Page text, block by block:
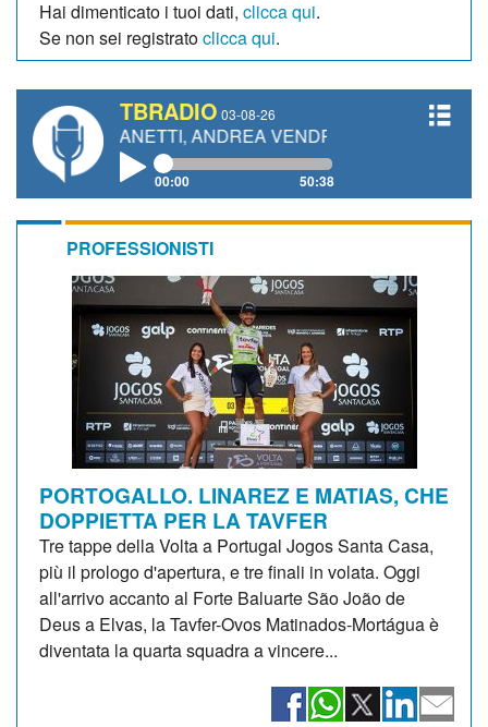
Hai dimenticato i tuoi dati, clicca qui.
Se non sei registratoclicca qui.
TBRADIO 03-08-26
GIANETTI, ANDREA VENDRAME, FILIPPO FIORELLI
00:00 50:38
PROFESSIONISTI
PORTOGALLO. LINAREZ E MATIAS, CHE
DOPPIETTA PER LA TAVFER
Tre tappe della Volta a Portugal Jogos Santa Casa,
più il prologo d'apertura, e tre finali in volata. Oggi
all'arrivo accanto al Forte Baluarte São João de
Deus a Elvas, la Tavfer-Ovos Matinados-Mortágua è
diventata la quarta squadra a vincere...